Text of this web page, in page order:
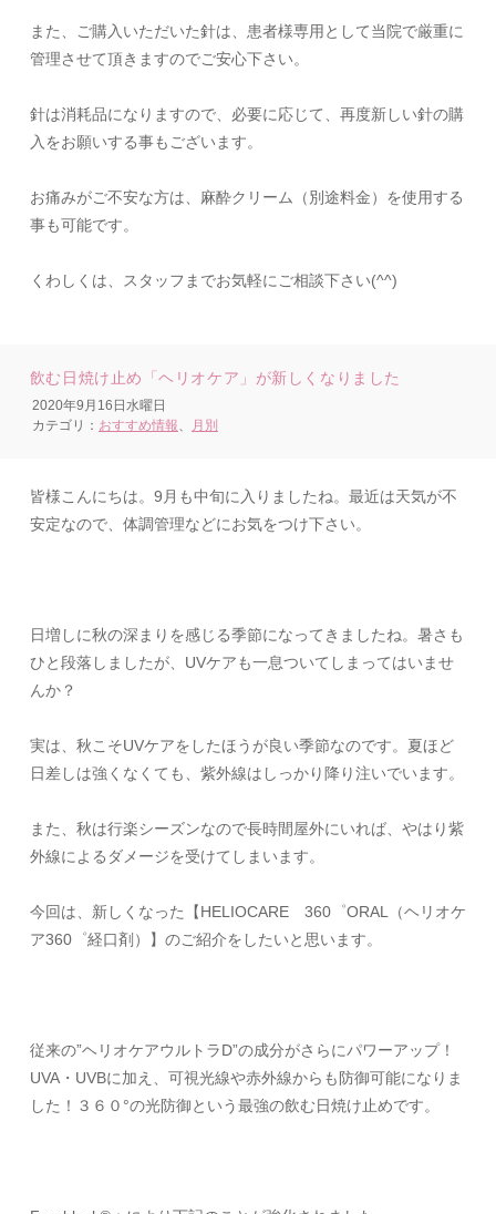
また、ご購入いただいた針は、患者様専用として当院で厳重に
管理させて頂きますのでご安心下さい。
針は消耗品になりますので、必要に応じて、再度新しい針の購
入をお願いする事もございます。
お痛みがご不安な方は、麻酔クリーム（別途料金）を使用する
事も可能です。
くわしくは、スタッフまでお気軽にご相談下さい(^^)
飲む日焼け止め「ヘリオケア」が新しくなりました
2020年9月16日水曜日
カテゴリ： おすすめ情報、 月別
皆様こんにちは。 9月も中旬に入りましたね。最近は天気が不
安定なので、体調管理などにお気をつけ下さい。
日増しに秋の深まりを感じる季節になってきましたね。暑さも
ひと段落しましたが、 UVケアも一息ついてしまってはいませ
んか？
実は、秋こそUVケアをしたほうが良い季節なのです。夏ほど
日差しは強くなくても、紫外線はしっかり降り注いでいます。
また、秋は行楽シーズンなので長時間屋外にいれば、やはり紫
外線によるダメージを受けてしまいます。
今回は、新しくなった【HELIOCARE 360゜ORAL（ヘリオケ
ア360゜経口剤）】のご紹介をしたいと思います。
従来の”ヘリオケアウルトラD”の成分がさらにパワーアップ！
UVA・ UVBに加え、可視光線や赤外線からも防御可能になりま
した！３６０°の光防御という最強の飲む日焼け止めです。